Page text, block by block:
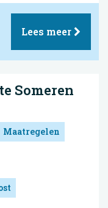
Lees meer
Someren
Maatregelen